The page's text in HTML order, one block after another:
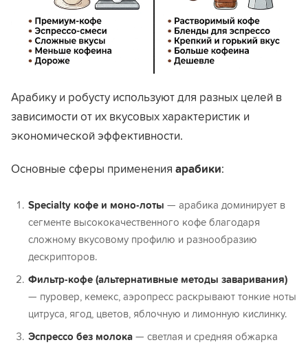
Арабику и робусту используют для разных целей в
зависимости от их вкусовых характеристик и
экономической эффективности.
Основные сферы применения арабики:
Specialty кофе и моно-лоты — арабика доминирует в
сегменте высококачественного кофе благодаря
сложному вкусовому профилю и разнообразию
дескрипторов.
Фильтр-кофе (альтернативные методы заваривания)
— пуровер, кемекс, аэропресс раскрывают тонкие ноты
цитруса, ягод, цветов, яблочную и лимонную кислинку.
Эспрессо без молока — светлая и средняя обжарка